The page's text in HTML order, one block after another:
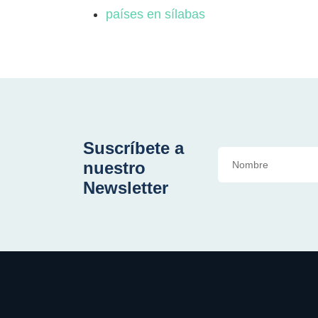
países en sílabas
Suscríbete a
nuestro
Newsletter